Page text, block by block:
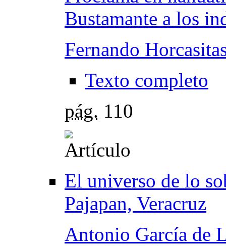
Bustamante a los
Fernando
Texto completo
pág. 110
El universo de lo
Pajapan, Veracruz
Antonio García de